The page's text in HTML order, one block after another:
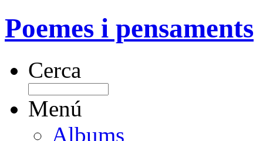
Poemes i pensaments
Cerca
Menú
Albums